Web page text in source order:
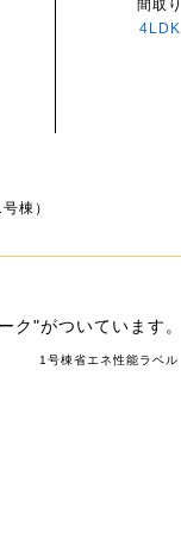
間取り
4LDK
棟）
ク"がついています。
1号棟省エネ性能ラベル